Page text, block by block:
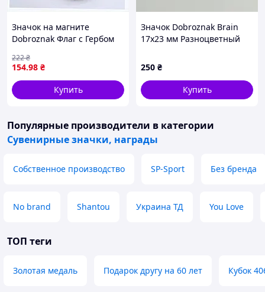
Значок на магните
Dobroznak Флаг с Гербом
(#6141), 855A24X03
154.98 ₴
222₴
Купить
Значок Dobroznak Brain
17х23 мм Разноцветный
250 ₴
Купить
Популярные производители в категории
Сувенирные значки, награды
Собственное производство SP-Sport Без бренда
No brand Shantou Украина ТД You Love
ТОП теги
Золотая медаль Подарок другу на 60 лет Кубок